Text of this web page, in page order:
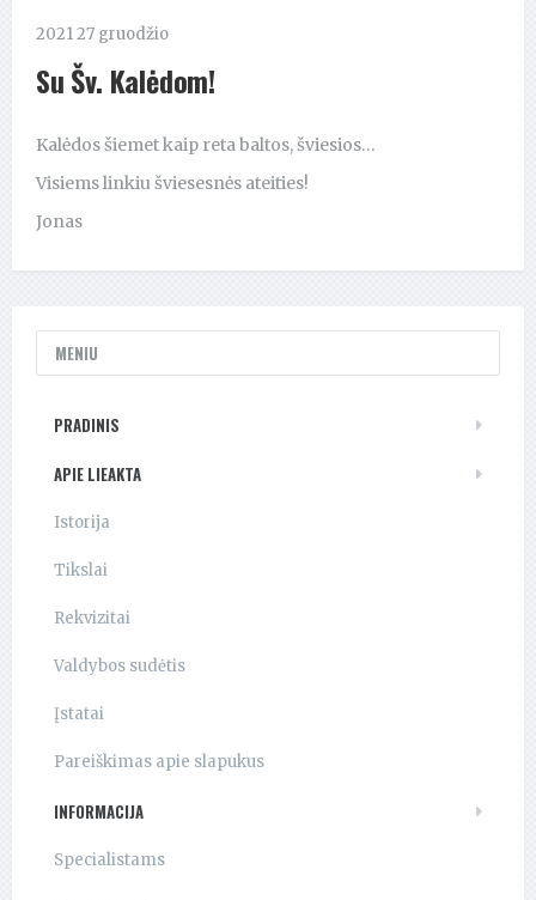
2021 27 gruodžio
Su Šv. Kalėdom!
Kalėdos šiemet kaip reta baltos, šviesios…
Visiems linkiu šviesesnės ateities!
Jonas
MENIU
PRADINIS
APIE LIEAKTA
Istorija
Tikslai
Rekvizitai
Valdybos sudėtis
Įstatai
Pareiškimas apie slapukus
INFORMACIJA
Specialistams